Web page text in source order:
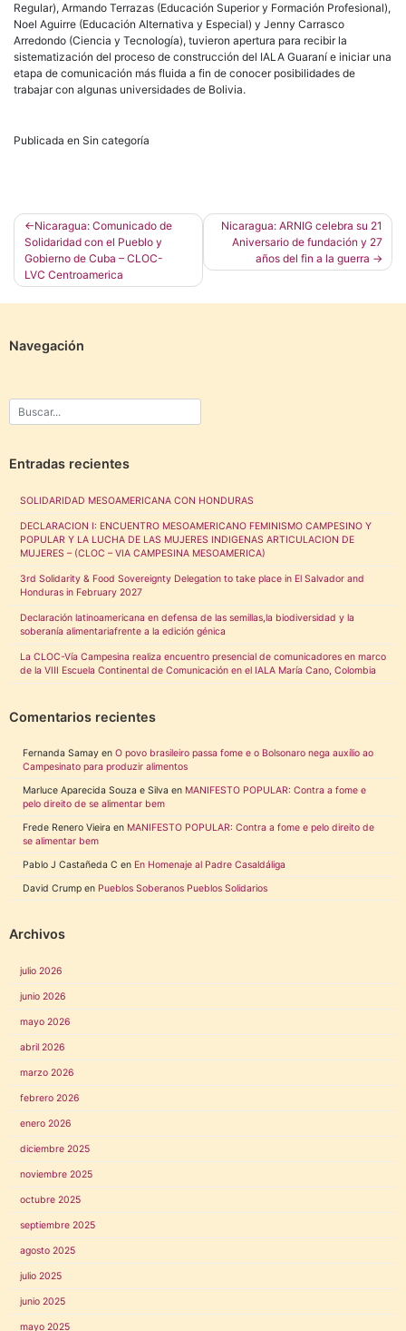
Regular), Armando Terrazas (Educación Superior y Formación Profesional),
Noel Aguirre (Educación Alternativa y Especial) y Jenny Carrasco
Arredondo (Ciencia y Tecnología), tuvieron apertura para recibir la
sistematización del proceso de construcción del IALA Guaraní e iniciar una
etapa de comunicación más fluida a fin de conocer posibilidades de
trabajar con algunas universidades de Bolivia.
Publicada en Sin categoría
Navegación
de
entradas
Nicaragua: Comunicado de
Solidaridad con el Pueblo y
Gobierno de Cuba – CLOC-
LVC Centroamerica
Nicaragua: ARNIG celebra su 21
Aniversario de fundación y 27
años del fin a la guerra
Navegación
Entradas recientes
SOLIDARIDAD MESOAMERICANA CON HONDURAS
DECLARACION I: ENCUENTRO MESOAMERICANO FEMINISMO CAMPESINO Y
POPULAR Y LA LUCHA DE LAS MUJERES INDIGENAS ARTICULACION DE
MUJERES – (CLOC – VIA CAMPESINA MESOAMERICA)
3rd Solidarity & Food Sovereignty Delegation to take place in El Salvador and
Honduras in February 2027
Declaración latinoamericana en defensa de las semillas,la biodiversidad y la
soberanía alimentariafrente a la edición génica
La CLOC-Vía Campesina realiza encuentro presencial de comunicadores en marco
de la VIII Escuela Continental de Comunicación en el IALA María Cano, Colombia
Comentarios recientes
Fernanda Samay en O povo brasileiro passa fome e o Bolsonaro nega auxílio ao
Campesinato para produzir alimentos
Marluce Aparecida Souza e Silva en MANIFESTO POPULAR: Contra a fome e
pelo direito de se alimentar bem
Frede Renero Vieira en MANIFESTO POPULAR: Contra a fome e pelo direito de
se alimentar bem
Pablo J Castañeda C en En Homenaje al Padre Casaldáliga
David Crump en Pueblos Soberanos Pueblos Solidarios
Archivos
julio 2026
junio 2026
mayo 2026
abril 2026
marzo 2026
febrero 2026
enero 2026
diciembre 2025
noviembre 2025
octubre 2025
septiembre 2025
agosto 2025
julio 2025
junio 2025
mayo 2025